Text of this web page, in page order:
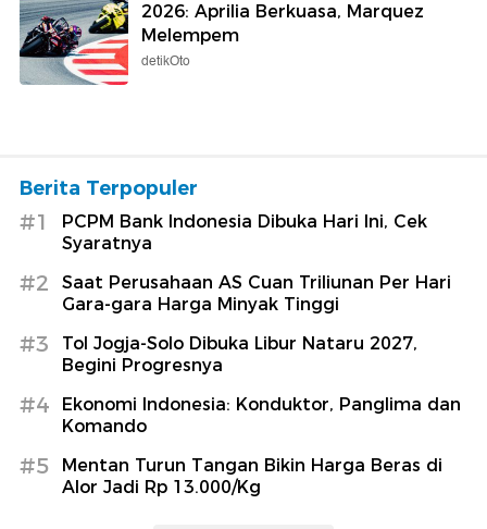
2026: Aprilia Berkuasa, Marquez
Melempem
detikOto
Berita Terpopuler
#1
PCPM Bank Indonesia Dibuka Hari Ini, Cek
Syaratnya
#2
Saat Perusahaan AS Cuan Triliunan Per Hari
Gara-gara Harga Minyak Tinggi
#3
Tol Jogja-Solo Dibuka Libur Nataru 2027,
Begini Progresnya
#4
Ekonomi Indonesia: Konduktor, Panglima dan
Komando
#5
Mentan Turun Tangan Bikin Harga Beras di
Alor Jadi Rp 13.000/Kg